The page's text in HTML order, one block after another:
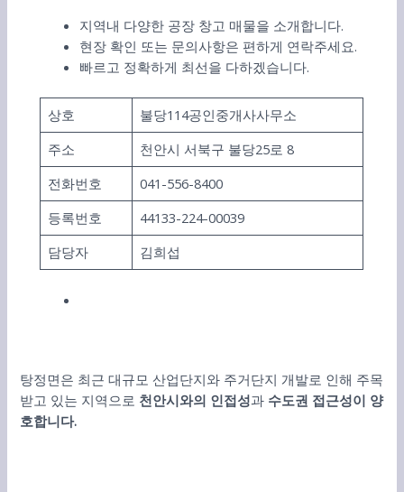
지역내 다양한 공장 창고 매물을 소개합니다.
현장 확인 또는 문의사항은 편하게 연락주세요.
빠르고 정확하게 최선을 다하겠습니다.
상호
불당114공인중개사사무소
주소
천안시 서북구 불당25로 8
전화번호
041-556-8400
등록번호
44133-224-00039
담당자
김희섭
탕정면은 최근 대규모 산업단지와 주거단지 개발로 인해 주목
받고 있는 지역으로 천안시와의 인접성과 수도권 접근성이 양
호합니다.